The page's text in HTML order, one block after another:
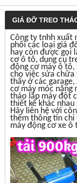
GIÁ ĐỠ TREO
Công ty tnhh xuất
phối các loại giá
hay còn được gọi
cơ ô tô, dụng cụ
động cơ máy ô tô,
cho việc sửa
thấy ở các
cơ máy móc nặng
tháo lắp máy đột
thiết kế khác
Hãy liên hệ với
thêm thông tin
máy động cơ xe ô